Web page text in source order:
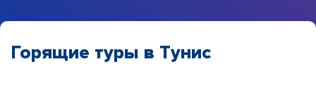
Горящие туры в Тунис